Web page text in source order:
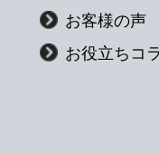
お客様の声
お役立ちコ